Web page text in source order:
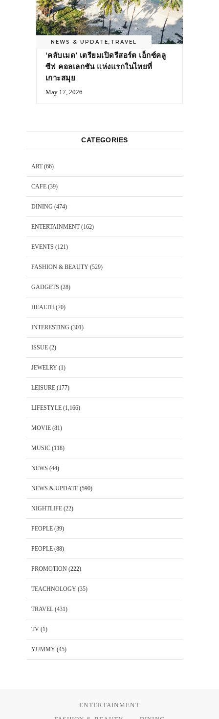
NEWS & UPDATE, TRAVEL
‘คลับเมด’ เตรียมเปิดรีสอร์ต เอ็กซ์คลู
ซีฟ คอลเลกชัน แห่งแรกในไทยที่
เกาะสมุย
May 17, 2026
CATEGORIES
ART(66)
CAFE (39)
DINING (474)
ENTERTAINMENT(162)
EVENTS (121)
FASHION & BEAUTY (529)
GADGETS (28)
HEALTH (70)
INTERESTING (301)
ISSUE (2)
JEWELRY (1)
LEISURE (177)
LIFESTYLE (1,166)
MOVIE (81)
MUSIC (118)
NEWS (44)
NEWS & UPDATE (590)
NIGHTLIFE (22)
PEOPLE (39)
PEOPLE (88)
PROMOTION (222)
TEACHNOLOGY (35)
TRAVEL (431)
TV (1)
YUMMY (45)
ENTERTAINMENT